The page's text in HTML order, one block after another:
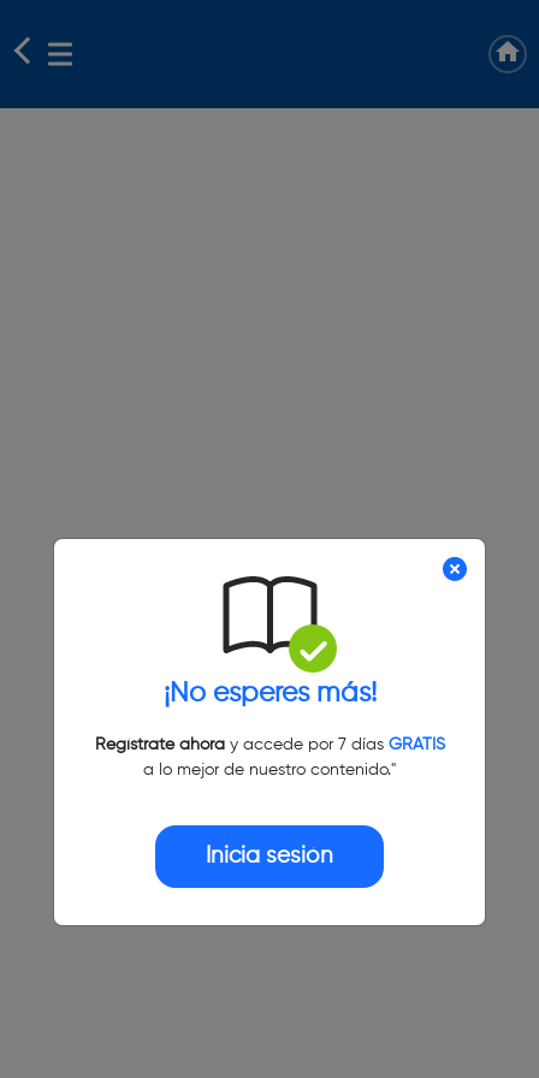
¡No esperes más!
Regístrate ahoray accede por 7 días GRATIS
a lo mejor de nuestro contenido."
Inicia sesión